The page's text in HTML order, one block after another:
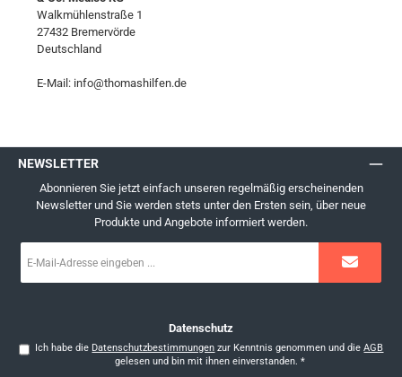
Walkmühlenstraße 1
27432 Bremervörde
Deutschland
E-Mail: info@thomashilfen.de
NEWSLETTER
Abonnieren Sie jetzt einfach unseren regelmäßig erscheinenden
Newsletter und Sie werden stets unter den Ersten sein, über neue
Produkte und Angebote informiert werden.
Mail-
Datenschutz
Ich habe die Datenschutzbestimmungen zur Kenntnis genommen und dieAGB
gelesen und bin mit ihnen einverstanden. *